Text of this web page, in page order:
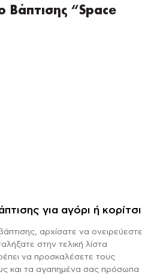
Βάπτισης “Space
για αγόρι ή κορίτσι
αρχίσατε να ονειρεύεστε
στην τελική λίστα
να προσκαλέσετε τους
και τα αγαπημένα σας πρόσωπα